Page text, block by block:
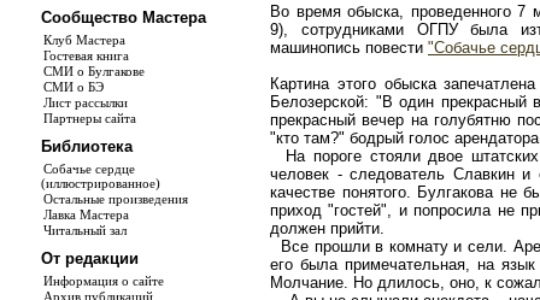
Сообщество Мастера
Клуб Мастера
Гостевая книга
СМИ о Булгакове
СМИ о БЭ
Лист рассылки
Партнеры сайта
Библиотека
Собачье сердце
(иллюстрированное)
Остальные произведения
Лавка Мастера
Читальный зал
От редакции
Информация о сайте
Архив публикаций
Во время обыска, проведенного 7
9), сотрудниками ОГПУ была
машинопись повести "Собачье
Картина этого обыска
Белозерской: "В один прекрасный
прекрасный вечер на голубятню
"кто там?" бодрый голос
На пороге стояли двое
человек - следователь Славкин
качестве понятого. Булгакова не
приход "гостей", и попросила не
должен прийти.
Все прошли в комнату и сели.
его была примечательная, на
Молчание. Но длилось, оно, к